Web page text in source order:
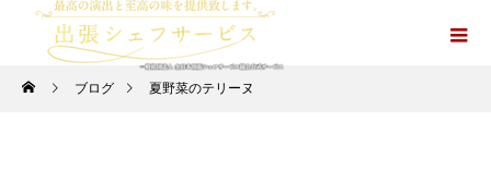
ブログ 夏野菜のテリーヌ